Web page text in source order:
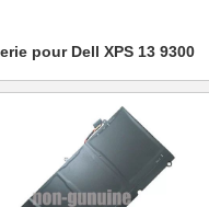
pour Dell XPS 13 9300